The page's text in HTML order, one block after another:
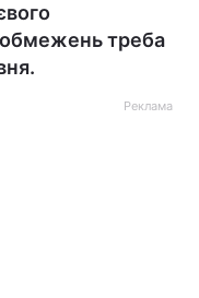
треба
Реклама